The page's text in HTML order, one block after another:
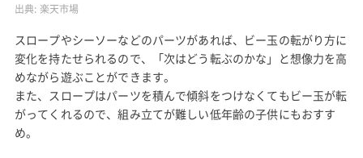
出典: 楽天市場
スロープやシーソーなどのパーツがあれば、ビー玉の転がり方に
変化を持たせられるので、「次はどう転ぶのかな」と想像力を高
めながら遊ぶことができます。
また、スロープはパーツを積んで傾斜をつけなくてもビー玉が転
がってくれるので、組み立てが難しい低年齢の子供にもおすす
め。